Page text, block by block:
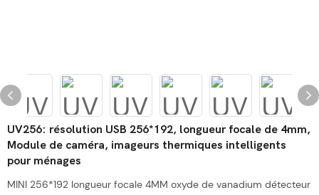
UV256: résolution USB 256*192, longueur focale de 4mm,
Module de caméra, imageurs thermiques intelligents
pour ménages
MINI 256*192 longueur focale 4MM oxyde de vanadium détecteur